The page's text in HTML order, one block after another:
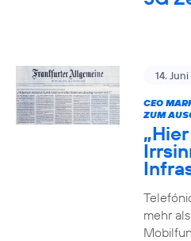
14.
CEO
ZUM
mehr